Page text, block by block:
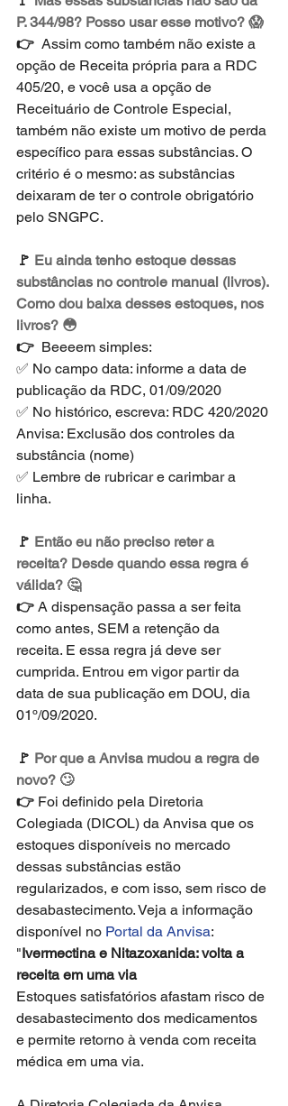
P. 344/98? Posso usar esse motivo? 😱
👉 Assim como também não existe a
opção de Receita própria para a RDC
405/20, e você usa a opção de
Receituário de Controle Especial,
também não existe um motivo de perda
específico para essas substâncias. O
critério é o mesmo: as substâncias
deixaram de ter o controle obrigatório
pelo SNGPC.
🚩 Eu ainda tenho estoque dessas
substâncias no controle manual (livros).
Como dou baixa desses estoques, nos
livros? 😳
👉 Beeeem simples:
✅ No campo data: informe a data de
publicação da RDC, 01/09/2020
✅ No histórico, escreva: RDC 420/2020
Anvisa: Exclusão dos controles da
substância (nome)
✅ Lembre de rubricar e carimbar a
linha.
🚩 Então eu não preciso reter a
receita? Desde quando essa regra é
válida? 🤔
👉 A dispensação passa a ser feita
como antes, SEM a retenção da
receita. E essa regra já deve ser
cumprida. Entrou em vigor partir da
data de sua publicação em DOU, dia
01º/09/2020.
🚩 Por que a Anvisa mudou a regra de
novo? 🙄
👉 Foi definido pela Diretoria
Colegiada (DICOL) da Anvisa que os
estoques disponíveis no mercado
dessas substâncias estão
regularizados, e com isso, sem risco de
desabastecimento. Veja a informação
disponível no Portal da Anvisa:
"Ivermectina e Nitazoxanida: volta a
receita em uma via
Estoques satisfatórios afastam risco de
desabastecimento dos medicamentos
e permite retorno à venda com receita
médica em uma via.